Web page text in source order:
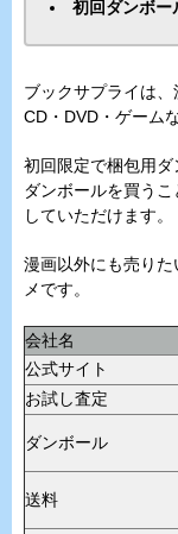
初回ダンボー
ブックサプライは、
CD・DVD・ゲーム
初回限定で梱包用ダ
ダンボールを買う
していただけます。
漫画以外にも売り
メです。
会社名
公式サイト
お試し査定
ダンボール
送料